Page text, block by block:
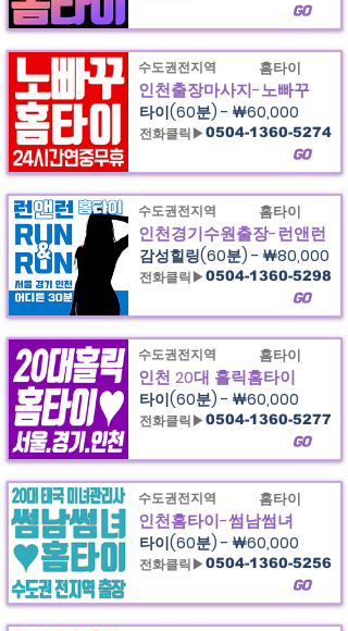
GO
수도권전지역 홈타이
인천출장마사지-노빠꾸
타이(60분) - ￦60,000
전화클릭▶ 0504-1360-5274
GO
수도권전지역 홈타이
인천경기수원출장-런앤런
감성힐링(60분) - ￦80,000
전화클릭▶ 0504-1360-5298
GO
수도권전지역 홈타이
인천 20대 홀릭홈타이
타이(60분) - ￦60,000
전화클릭▶ 0504-1360-5277
GO
수도권전지역 홈타이
인천홈타이-썸남썸녀
타이(60분) - ￦60,000
전화클릭▶ 0504-1360-5256
GO